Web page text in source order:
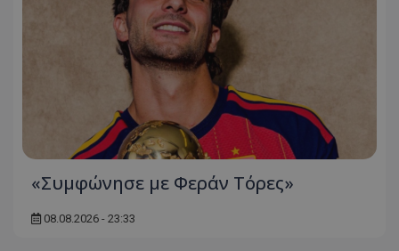
«Συμφώνησε με Φεράν Τόρες»
08.08.2026 - 23:33